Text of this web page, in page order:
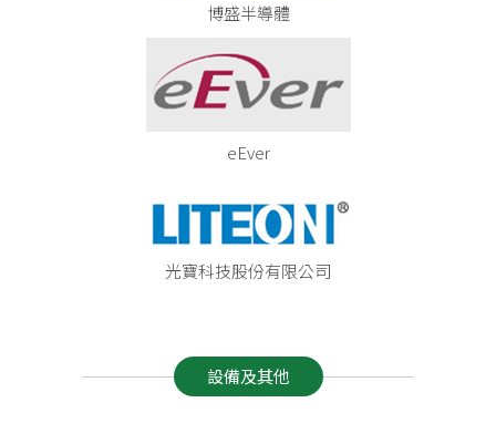
博盛半導體
eEver
光寶科技股份有限公司
設備及其他